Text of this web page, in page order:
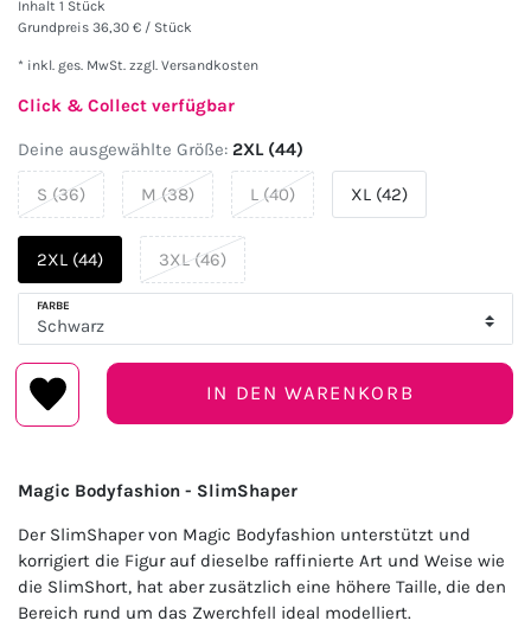
Inhalt 1 Stück
Grundpreis 36,30 € / Stück
* inkl. ges. MwSt. zzgl. Versandkosten
Click & Collect verfügbar
Deine ausgewählte Größe: 2XL (44)
S (36) M (38) L (40) XL (42)
2XL (44) 3XL (46)
FARBE
IN DEN WARENKORB
Magic Bodyfashion - SlimShaper
Der SlimShaper von Magic Bodyfashion unterstützt und
korrigiert die Figur auf dieselbe raffinierte Art und Weise wie
die SlimShort, hat aber zusätzlich eine höhere Taille, die den
Bereich rund um das Zwerchfell ideal modelliert.